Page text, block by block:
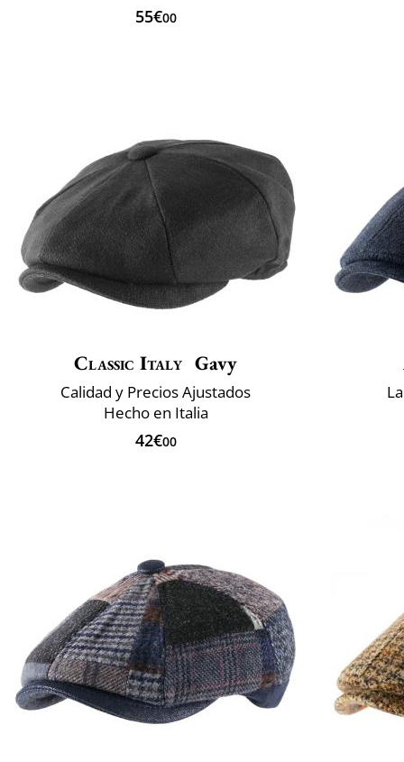
55€00
Classic Italy Gavy
Calidad y Precios Ajustados
Hecho en Italia
42€00